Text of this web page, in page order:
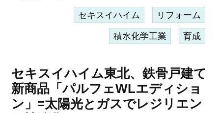
セキスイハイム リフォーム
積水化学工業 育成
セキスイハイム東北、鉄骨戸建て
新商品「パルフェWLエディショ
ン」=太陽光とガスでレジリエン